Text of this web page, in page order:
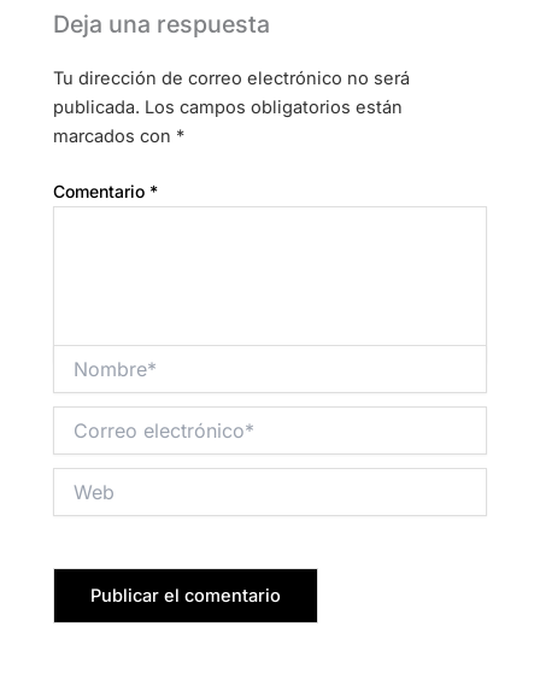
Deja una respuesta
Tu dirección de correo electrónico no será
publicada. Los campos obligatorios están
marcados con *
Comentario *
electrónico*